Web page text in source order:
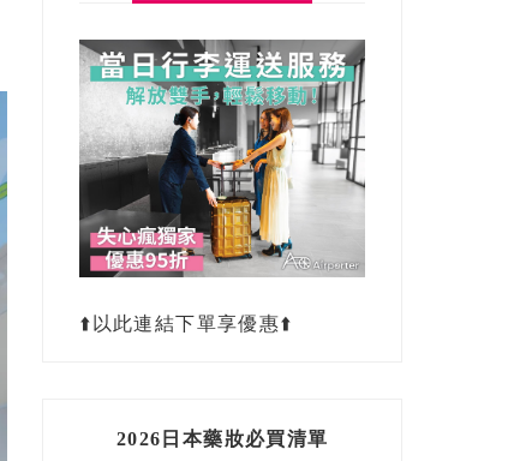
⬆️以此連結下單享優惠⬆️
2026日本藥妝必買清單